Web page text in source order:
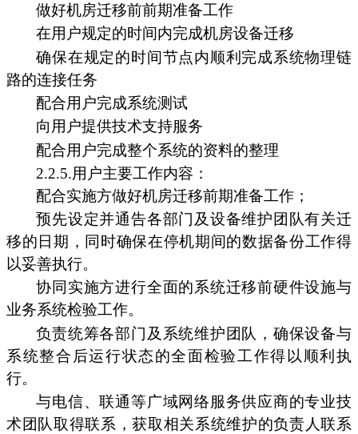
做好机房迁移前前期准备工作
在用户规定的时间内完成机房设备迁移
确保在规定的时间节点内顺利完成系统物理链
路的连接任务
配合用户完成系统测试
向用户提供技术支持服务
配合用户完成整个系统的资料的整理
2.2.5.用户主要工作内容：
配合实施方做好机房迁移前期准备工作；
预先设定并通告各部门及设备维护团队有关迁
移的日期，同时确保在停机期间的数据备份工作得
以妥善执行。
协同实施方进行全面的系统迁移前硬件设施与
业务系统检验工作。
负责统筹各部门及系统维护团队，确保设备与
系统整合后运行状态的全面检验工作得以顺利执
行。
与电信、联通等广域网络服务供应商的专业技
术团队取得联系，获取相关系统维护的负责人联系